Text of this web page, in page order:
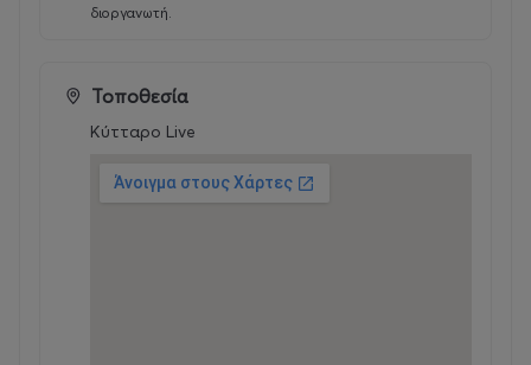
διοργανωτή.
Τοποθεσία
Κύτταρο Live